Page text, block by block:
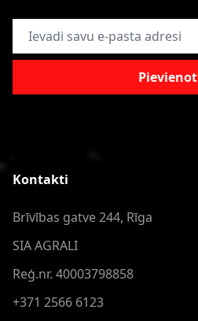
E-pasta adrese
Kontakti
Brīvības gatve 244, Rīga
SIA AGRALI
Reģ.nr. 40003798858
+371 2566 6123